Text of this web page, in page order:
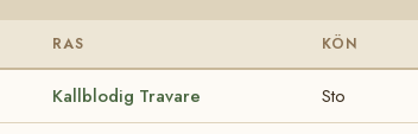
RAS KÖN
Kallblodig Travare Sto